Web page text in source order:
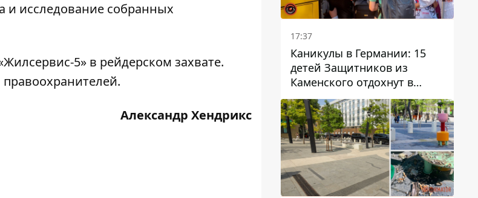
и исследование собранных
5» в рейдерском захвате.
Александр Хендрикс
17:37
Каникулы в Германии: 15
детей Защитников из
Каменского отдохнут в
Вуппертале